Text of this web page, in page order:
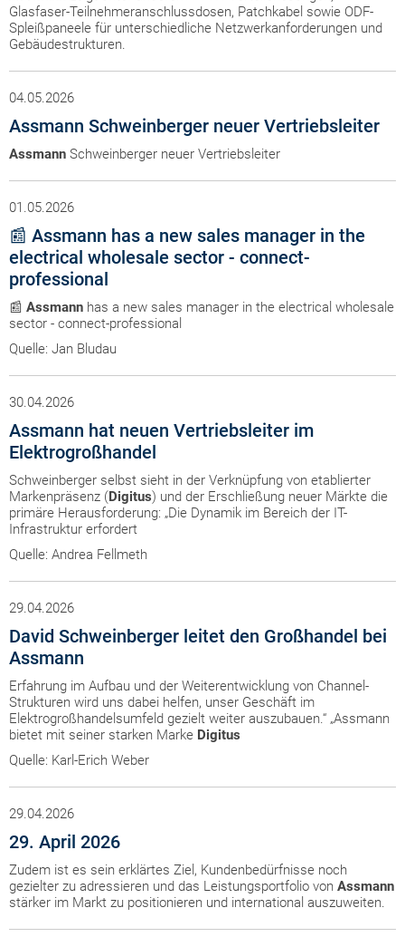
Glasfaser-Teilnehmeranschlussdosen, Patchkabel sowie ODF-
Spleißpaneele für unterschiedliche Netzwerkanforderungen und
Gebäudestrukturen.
04.05.2026
Assmann Schweinberger neuer Vertriebsleiter
Assmann Schweinberger neuer Vertriebsleiter
01.05.2026
📰 Assmann has a new sales manager in the
electrical wholesale sector - connect-
professional
📰 Assmann has a new sales manager in the electrical wholesale
sector - connect-professional
Quelle: Jan Bludau
30.04.2026
Assmann hat neuen Vertriebsleiter im
Elektrogroßhandel
Schweinberger selbst sieht in der Verknüpfung von etablierter
Markenpräsenz (Digitus) und der Erschließung neuer Märkte die
primäre Herausforderung: „Die Dynamik im Bereich der IT-
Infrastruktur erfordert
Quelle: Andrea Fellmeth
29.04.2026
David Schweinberger leitet den Großhandel bei
Assmann
Erfahrung im Aufbau und der Weiterentwicklung von Channel-
Strukturen wird uns dabei helfen, unser Geschäft im
Elektrogroßhandelsumfeld gezielt weiter auszubauen.“ „Assmann
bietet mit seiner starken Marke Digitus
Quelle: Karl-Erich Weber
29.04.2026
29. April 2026
Zudem ist es sein erklärtes Ziel, Kundenbedürfnisse noch
gezielter zu adressieren und das Leistungsportfolio von Assmann
stärker im Markt zu positionieren und international auszuweiten.